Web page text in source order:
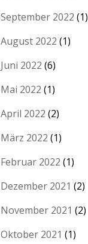
September 2022 (1)
August 2022 (1)
Juni 2022 (6)
Mai 2022 (1)
April 2022 (2)
März 2022 (1)
Februar 2022 (1)
Dezember 2021 (2)
November 2021 (2)
Oktober 2021 (1)